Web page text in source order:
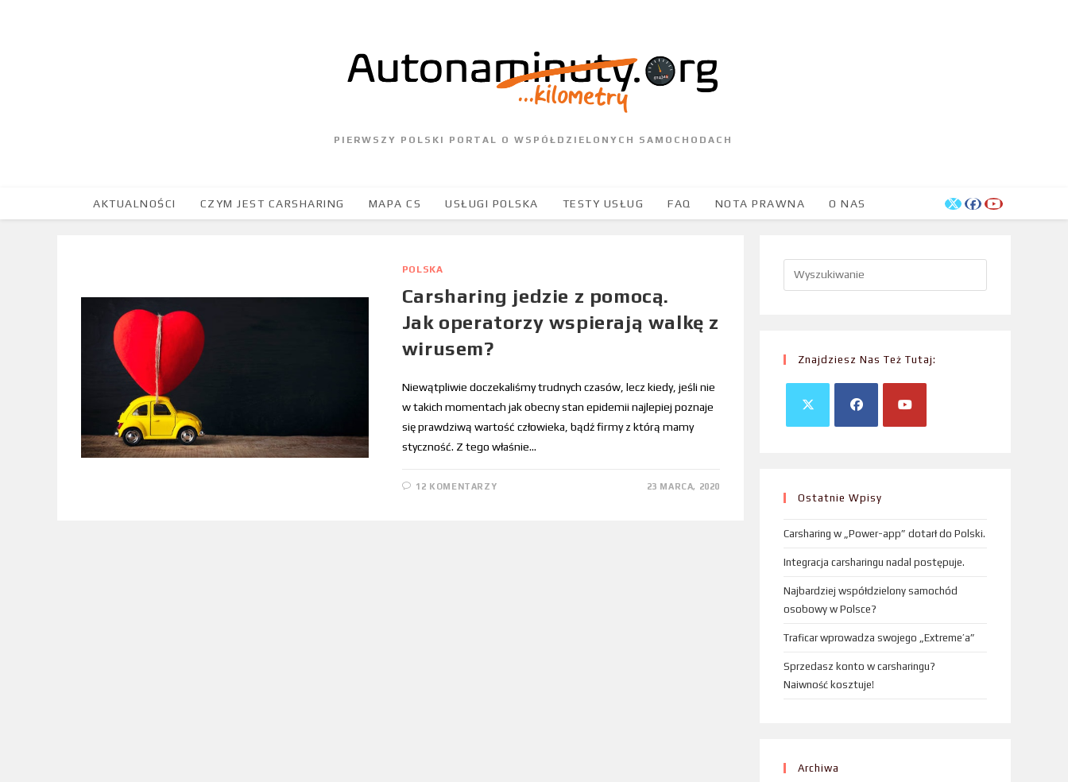
PIERWSZY POLSKI PORTAL O WSPÓŁDZIELONYCH SAMOCHODACH
AKTUALNOŚCI CZYM JEST CARSHARING MAPA CS USŁUGI POLSKA TESTY USŁUG FAQ NOTA PRAWNA O NAS
POLSKA
Carsharing jedzie z pomocą.
Jak operatorzy wspierają walkę z
wirusem?
Niewątpliwie doczekaliśmy trudnych czasów, lecz kiedy, jeśli nie
w takich momentach jak obecny stan epidemii najlepiej poznaje
się prawdziwą wartość człowieka, bądź firmy z którą mamy
styczność. Z tego właśnie…
12 KOMENTARZY 23 MARCA, 2020
Znajdziesz Nas Też Tutaj:
Ostatnie Wpisy
Carsharing w „Power-app” dotarł do Polski.
Integracja carsharingu nadal postępuje.
Najbardziej współdzielony samochód
osobowy w Polsce?
Traficar wprowadza swojego „Extreme’a”
Sprzedasz konto w carsharingu?
Naiwność kosztuje!
Archiwa